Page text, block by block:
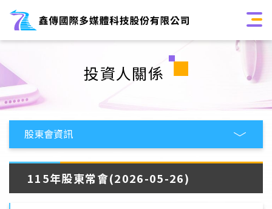
投資人關係
115年股東常會(2026-05-26)